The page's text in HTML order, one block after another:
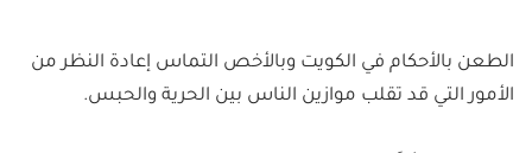
الطعن بالأحكام في الكويت وبالأخص التماس إعادة النظر من
الأمور التي قد تقلب موازين الناس بين الحرية والحبس.